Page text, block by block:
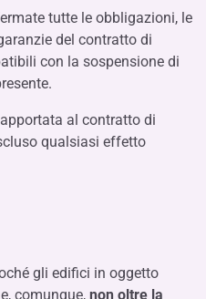
tutte le obbligazioni, le
del contratto di
con la sospensione di
al contratto di
qualsiasi effetto
gli edifici in oggetto
comunque, non oltre la